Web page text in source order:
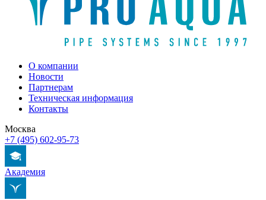
О компании
Новости
Партнерам
Техническая информация
Контакты
Москва
+7 (495) 602-95-73
Академия